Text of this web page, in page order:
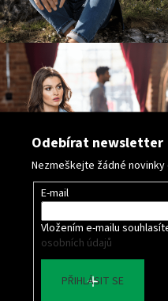
Odebírat newsletter
Nezmeškejte žádné novinky
E-mail
Vložením e-mailu
osobních údajů
PŘIHLÁSIT SE